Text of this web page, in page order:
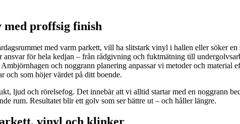
med proffsig finish
med varm parkett, vill ha slitstark vinyl i hallen eller söker
för hela kedjan – från rådgivning och fuktmätning till
och noggrann planering anpassar vi metoder och
och som höjer värdet på ditt boende.
ljud och rörelsefog. Det innebär att vi alltid startar med en noggrann
rum. Resultatet blir ett golv som ser bättre ut – och håller längre.